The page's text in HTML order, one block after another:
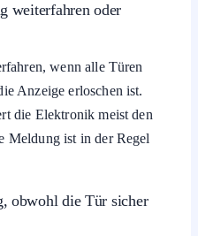
weiterfahren oder
wenn alle Türen
Anzeige erloschen ist.
die Elektronik meist den
Meldung ist in der Regel
obwohl die Tür sicher